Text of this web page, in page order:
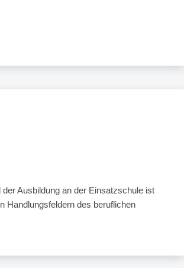
Ausbildung an der Einsatzschule ist
Handlungsfeldern des beruflichen